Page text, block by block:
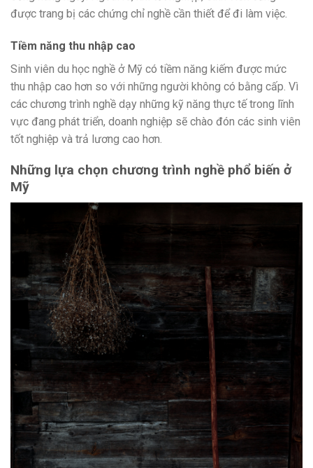
được trang bị các chứng chỉ nghề cần thiết để đi làm việc.
Tiềm năng thu nhập cao
Sinh viên du học nghề ở Mỹ có tiềm năng kiếm được mức
thu nhập cao hơn so với những người không có bằng cấp. Vì
các chương trình nghề dạy những kỹ năng thực tế trong lĩnh
vực đang phát triển, doanh nghiệp sẽ chào đón các sinh viên
tốt nghiệp và trả lương cao hơn.
Những lựa chọn chương trình nghề phổ biến ở
Mỹ